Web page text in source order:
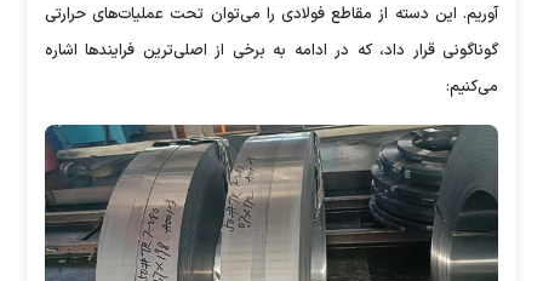
آوریم. این دسته از مقاطع فولادی را می‌توان تحت عملیات‌های حرارتی
گوناگونی قرار داد، که در ادامه به برخی از اصلی‌ترین فرایند‌ها اشاره
می‌کنیم: